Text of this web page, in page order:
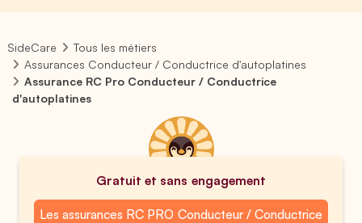
SideCare
Tous les métiers
Assurances Conducteur / Conductrice d'autoplatines
Assurance RC Pro Conducteur / Conductrice
d'autoplatines
Gratuit et sans engagement
Les assurances RC PRO Conducteur / Conductrice